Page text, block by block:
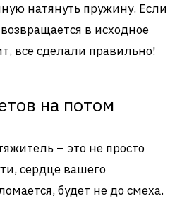
натянуть пружину. Если
в исходное
все сделали правильно!
на потом
– это не просто
сердце вашего
будет не до смеха.